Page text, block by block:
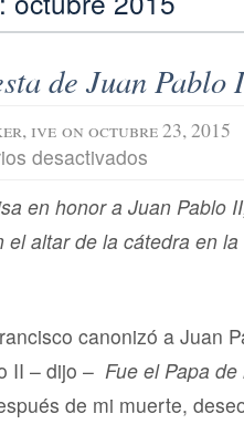
de Juan Pablo
ive on octubre 23, 2015
desactivados
la
de
en honor a Juan Pablo
el altar de la cátedra en
canonizó a Juan
II – dijo – Fue el Papa
de mi muerte,